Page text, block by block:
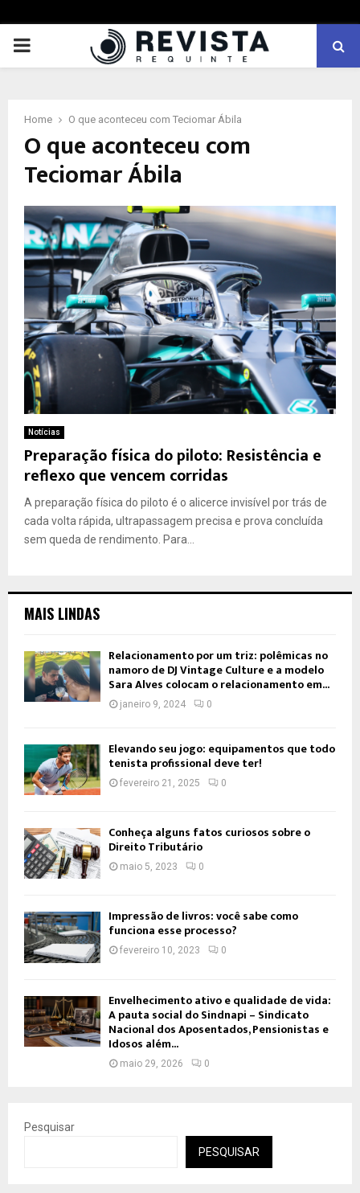
PRIMARY
Home O que aconteceu com Teciomar Ábila
O que aconteceu com
Teciomar Ábila
Notícias
Preparação física do piloto: Resistência e
reflexo que vencem corridas
A preparação física do piloto é o alicerce invisível por trás de
cada volta rápida, ultrapassagem precisa e prova concluída
sem queda de rendimento. Para...
MAIS LINDAS
Relacionamento por um triz: polêmicas no
namoro de DJ Vintage Culture e a modelo
Sara Alves colocam o relacionamento em...
janeiro 9, 2024 0
Elevando seu jogo: equipamentos que todo
tenista profissional deve ter!
fevereiro 21, 2025 0
Conheça alguns fatos curiosos sobre o
Direito Tributário
maio 5, 2023 0
Impressão de livros: você sabe como
funciona esse processo?
fevereiro 10, 2023 0
Envelhecimento ativo e qualidade de vida:
A pauta social do Sindnapi – Sindicato
Nacional dos Aposentados, Pensionistas e
Idosos além...
maio 29, 2026 0
Pesquisar
PESQUISAR